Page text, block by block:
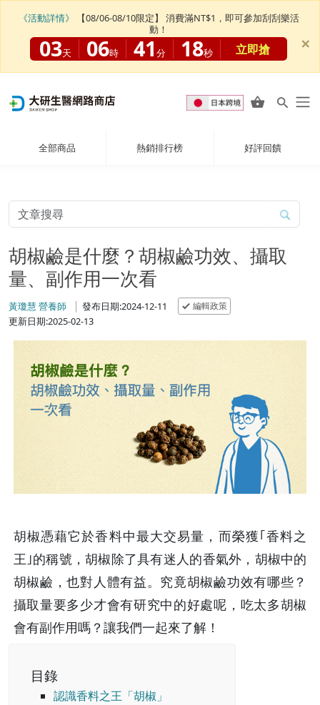
全部商品 熱銷排行榜 好評回饋
胡椒鹼是什麼？胡椒鹼功效、攝取
量、副作用一次看
黃瓊慧 營養師 發布日期:2024-12-11 編輯政策
更新日期:2025-02-13
胡椒憑藉它於香料中最大交易量，而榮獲｢香料之
王｣的稱號，胡椒除了具有迷人的香氣外，胡椒中的
胡椒鹼，也對人體有益。究竟胡椒鹼功效有哪些？
攝取量要多少才會有研究中的好處呢，吃太多胡椒
會有副作用嗎？讓我們一起來了解！
目錄
認識香料之王「胡椒」
《活動詳情》
【08/06-08/10限定】 消費滿NT$1，即可參加刮刮樂活
動！
03天 06時 41 分 17秒 立即搶 ×